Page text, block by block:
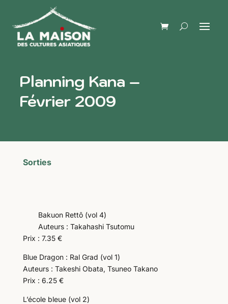
Planning Kana –
Février 2009
Sorties
Bakuon Rettô (vol 4)
Auteurs : Takahashi Tsutomu
Prix : 7.35 €
Blue Dragon : Ral Grad (vol 1)
Auteurs : Takeshi Obata, Tsuneo Takano
Prix : 6.25 €
L’école bleue (vol 2)